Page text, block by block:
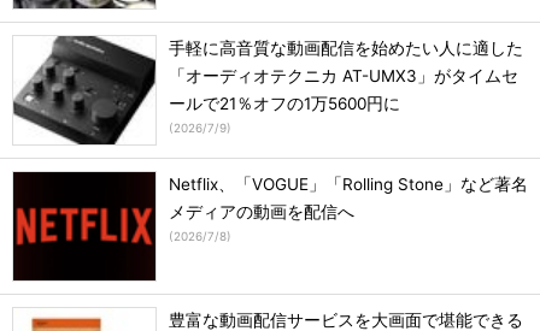
手軽に高音質な動画配信を始めたい人に適した
「オーディオテクニカ AT-UMX3」がタイムセ
ールで21％オフの1万5600円に
(2026/7/9)
Netflix、「VOGUE」「Rolling Stone」など著名
メディアの動画を配信へ
(2026/7/8)
豊富な動画配信サービスを大画面で堪能できる